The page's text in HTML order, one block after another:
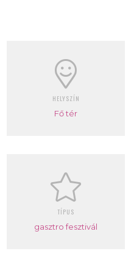
HELYSZÍN
Fő tér
TÍPUS
gasztro fesztivál